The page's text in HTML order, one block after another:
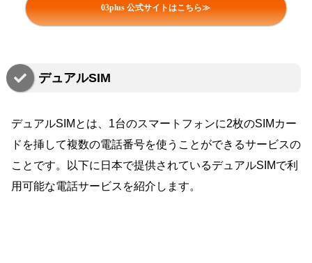
03plus 公式サイトはこちら≫
デュアルSIM
デュアルSIMとは、1台のスマートフォンに2枚のSIMカー
ドを挿して複数の電話番号を使うことができるサービスの
ことです。以下に日本で提供されているデュアルSIMで利
用可能な電話サービスを紹介します。